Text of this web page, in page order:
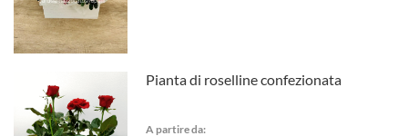
Pianta di roselline confezionata
A partire da: